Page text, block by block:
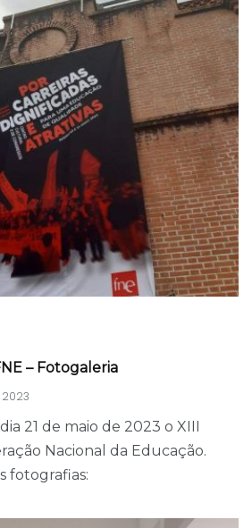
– Fotogaleria
2023
21 de maio de 2023 o XIII
Nacional da Educação.
fotografias: